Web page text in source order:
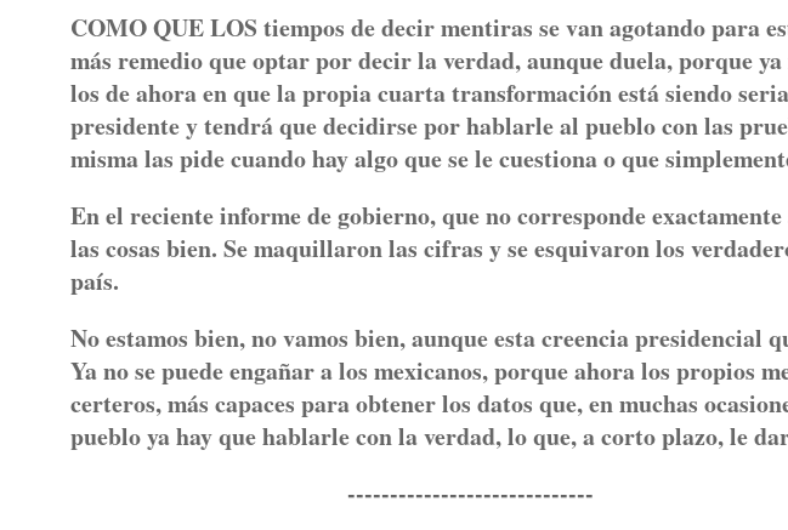
COMO QUE LOS tiempos de decir mentiras se van agotando para
más remedio que optar por decir la verdad, aunque duela, porque
los de ahora en que la propia cuarta transformación está siendo
presidente y tendrá que decidirse por hablarle al pueblo con las
misma las pide cuando hay algo que se le cuestiona o que
En el reciente informe de gobierno, que no corresponde
las cosas bien. Se maquillaron las cifras y se esquivaron los
país.
No estamos bien, no vamos bien, aunque esta creencia presidencial
Ya no se puede engañar a los mexicanos, porque ahora los propios
certeros, más capaces para obtener los datos que, en muchas
pueblo ya hay que hablarle con la verdad, lo que, a corto plazo, le
-----------------------------